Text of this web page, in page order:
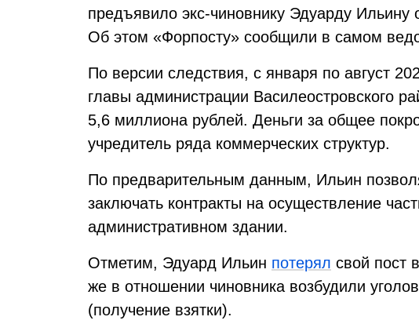
предъявило экс-чиновнику Эдуарду Ильину
Об этом «Форпосту» сообщили в самом
По версии следствия, с января по август
главы администрации Василеостровского
5,6 миллиона рублей. Деньги за общее
учредитель ряда коммерческих структур.
По предварительным данным, Ильин
заключать контракты на осуществление
административном здании.
Отметим, Эдуард Ильин потерял свой пост
же в отношении чиновника возбудили
(получение взятки).